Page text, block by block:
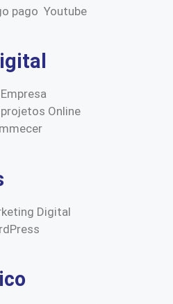
pago Youtube
Online
Digital